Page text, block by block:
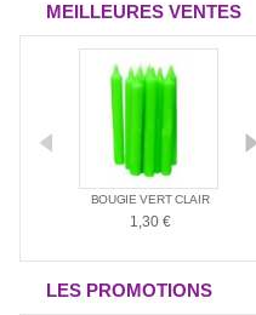
MEILLEURES VENTES
BOUGIE VERT CLAIR
1,30 €
LES PROMOTIONS